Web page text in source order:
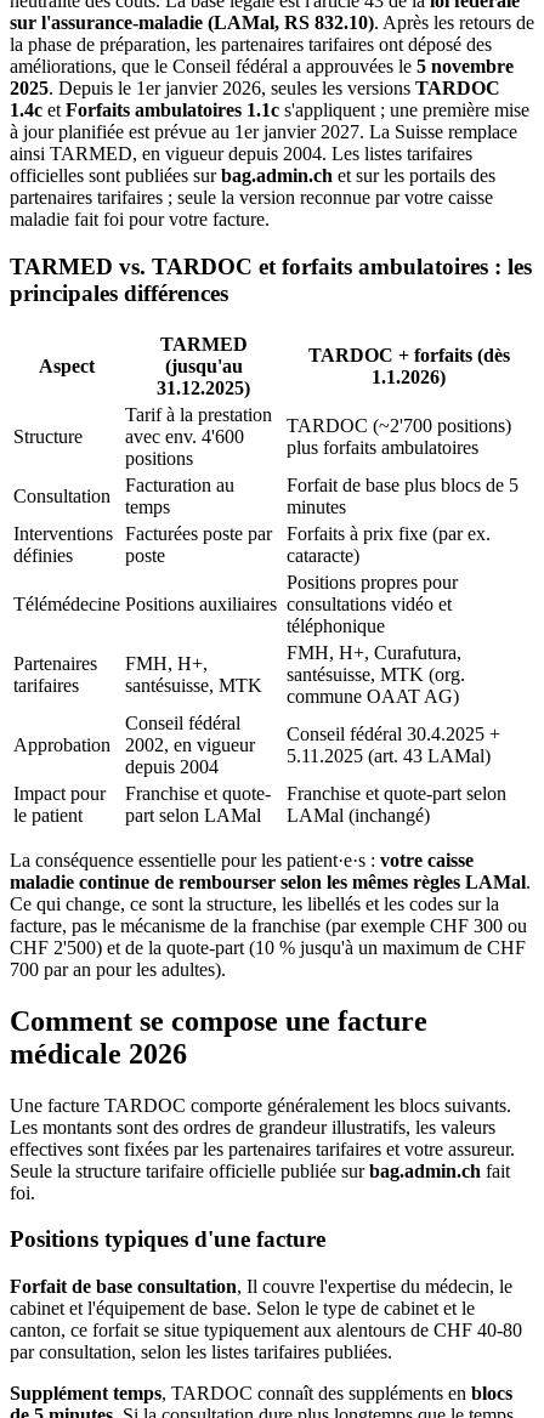
sur l'assurance-maladie (LAMal, RS 832.10). Après les retours de
la phase de préparation, les partenaires tarifaires ont déposé des
améliorations, que le Conseil fédéral a approuvées le 5 novembre
2025. Depuis le 1er janvier 2026, seules les versions TARDOC
1.4c etForfaits ambulatoires 1.1c s'appliquent ; une première mise
à jour planifiée est prévue au 1er janvier 2027. La Suisse remplace
ainsi TARMED, en vigueur depuis 2004. Les listes tarifaires
officielles sont publiées surbag.admin.ch et sur les portails des
partenaires tarifaires ; seule la version reconnue par votre caisse
maladie fait foi pour votre facture.
TARMED vs. TARDOC et forfaits ambulatoires : les
principales différences
Aspect
TARMED
(jusqu'au
31.12.2025)
TARDOC + forfaits (dès
1.1.2026)
Structure
Tarif à la prestation
avec env. 4'600
positions
TARDOC (~2'700 positions)
plus forfaits ambulatoires
Consultation
Facturation au
temps
Forfait de base plus blocs de 5
minutes
Interventions
définies
Facturées poste par
poste
Forfaits à prix fixe (par ex.
cataracte)
Télémédecine Positions auxiliaires
Positions propres pour
consultations vidéo et
téléphonique
Partenaires
tarifaires
FMH, H+,
santésuisse, MTK
FMH, H+, Curafutura,
santésuisse, MTK (org.
commune OAAT AG)
Approbation
Conseil fédéral
2002, en vigueur
depuis 2004
Conseil fédéral 30.4.2025 +
5.11.2025 (art. 43 LAMal)
Impact pour
le patient
Franchise et quote-
part selon LAMal
Franchise et quote-part selon
LAMal (inchangé)
La conséquence essentielle pour les patient·e·s : votre caisse
maladie continue de rembourser selon les mêmes règles LAMal.
Ce qui change, ce sont la structure, les libellés et les codes sur la
facture, pas le mécanisme de la franchise (par exemple CHF 300 ou
CHF 2'500) et de la quote-part (10 % jusqu'à un maximum de CHF
700 par an pour les adultes).
Comment se compose une facture
médicale 2026
Une facture TARDOC comporte généralement les blocs suivants.
Les montants sont des ordres de grandeur illustratifs, les valeurs
effectives sont fixées par les partenaires tarifaires et votre assureur.
Seule la structure tarifaire officielle publiée surbag.admin.ch fait
foi.
Positions typiques d'une facture
Forfait de base consultation, Il couvre l'expertise du médecin, le
cabinet et l'équipement de base. Selon le type de cabinet et le
canton, ce forfait se situe typiquement aux alentours de CHF 40-80
par consultation, selon les listes tarifaires publiées.
Supplément temps, TARDOC connaît des suppléments en blocs